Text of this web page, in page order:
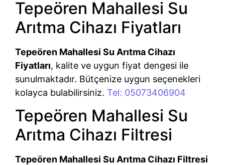
Tepeören Mahallesi Su
Arıtma Cihazı Fiyatları
Tepeören Mahallesi Su Arıtma Cihazı
Fiyatları, kalite ve uygun fiyat dengesi ile
sunulmaktadır. Bütçenize uygun seçenekleri
kolayca bulabilirsiniz. Tel: 05073406904
Tepeören Mahallesi Su
Arıtma Cihazı Filtresi
Tepeören Mahallesi Su Arıtma Cihazı Filtresi